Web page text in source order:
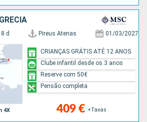
4X
8 d Pireus Atenas 01/03/2027
409 € +Taxas
CRIANÇAS GRÁTIS ATÉ 12 ANOS
Clube infantil desde os 3 anos
Reserve com 50€
Pensão completa